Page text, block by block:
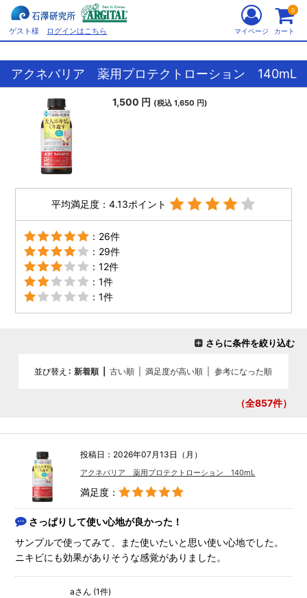
ゲスト様 ログインはこちら マイページ カート
0
アクネバリア 薬用プロテクトローション 140mL
1,500 円 (税込 1,650 円)
平均満足度：4.13ポイント
：26件
：29件
：12件
：1件
：1件
さらに条件を絞り込む
並び替え 新着順 古い順 満足度が高い順 参考になった順
（全857件）
投稿日：2026年07月13日（月）
アクネバリア 薬用プロテクトローション 140mL
満足度：
さっぱりして使い心地が良かった！
サンプルで使ってみて、また使いたいと思い使い心地でした。
ニキビにも効果がありそうな感覚がありました。
aさん (1件)